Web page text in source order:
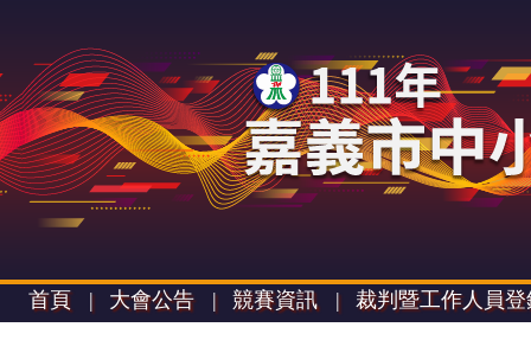
首頁 | 大會公告 | 競賽資訊 | 裁判暨工作人員